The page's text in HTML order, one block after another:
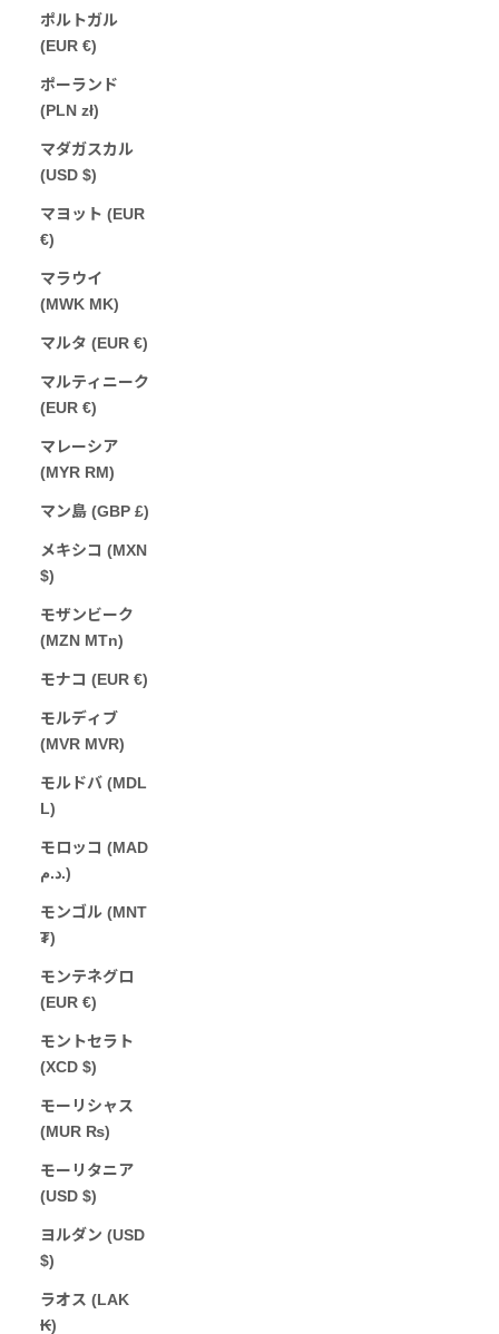
ポルトガル
(EUR €)
ポーランド
(PLN zł)
マダガスカル
(USD $)
マヨット (EUR
€)
マラウイ
(MWK MK)
マルタ (EUR €)
マルティニーク
(EUR €)
マレーシア
(MYR RM)
マン島 (GBP £)
メキシコ (MXN
$)
モザンビーク
(MZN MTn)
モナコ (EUR €)
モルディブ
(MVR MVR)
モルドバ (MDL
L)
モロッコ (MAD
د.م.)
モンゴル (MNT
₮)
モンテネグロ
(EUR €)
モントセラト
(XCD $)
モーリシャス
(MUR ₨)
モーリタニア
(USD $)
ヨルダン (USD
$)
ラオス (LAK
₭)